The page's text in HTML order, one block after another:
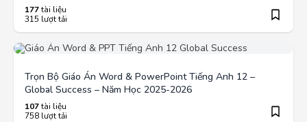
177tài liệu
315 lượt tải
Trọn Bộ Giáo Án Word & PowerPoint Tiếng Anh 12 –
Global Success – Năm Học 2025-2026
107tài liệu
758 lượt tải